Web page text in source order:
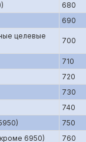
680
690
целевые
700
710
720
730
740
750
6950)
760